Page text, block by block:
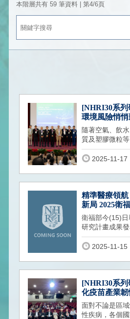
本階層共有 59 筆資料 | 第4/6頁
關
[NHRI30系
環境風險悄
醫學以科學
隨著空氣、飲
質及塑膠微粒
險」日益複雜
國人的心
2025-11-17
精準醫療領
新局 2025衛
成果發表暨
衛福部今(15)
研究計畫成果發
重要研究成果
健康問題
2025-11-15
[NHRI30系
化疫苗產業
2025 TAVI國
議題登場
面對不論是區
性疾病，各個國